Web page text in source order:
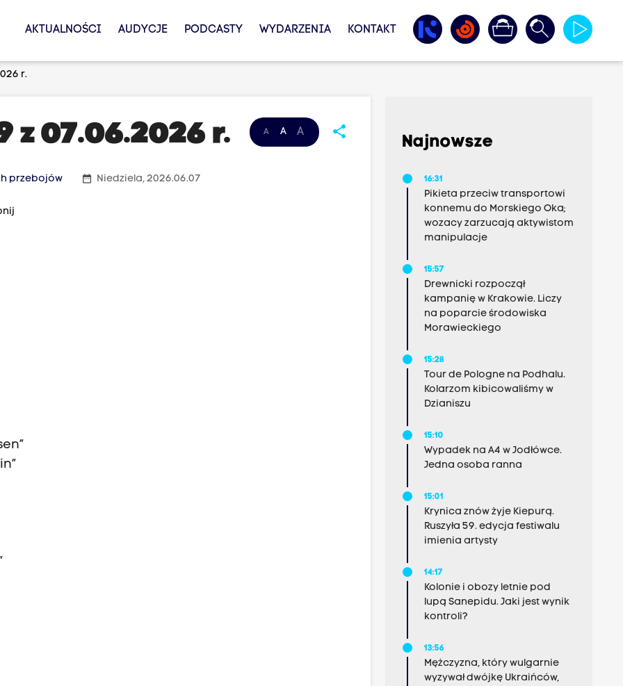
AKTUALNOŚCI AUDYCJE PODCASTY WYDARZENIA KONTAKT
r.
A A A share
z 07.06.2026 r.
przebojów date_range Niedziela, 2026.06.07
And Low”
„Reality TV”
Man”
„So What?”
Najnowsze
16:31
Pikieta przeciw transportowi
konnemu do Morskiego Oka;
wozacy zarzucają aktywistom
manipulacje
15:57
Drewnicki rozpoczął
kampanię w Krakowie. Liczy
na poparcie środowiska
Morawieckiego
15:28
Tour de Pologne na Podhalu.
Kolarzom kibicowaliśmy w
Dzianiszu
15:10
Wypadek na A4 w Jodłówce.
Jedna osoba ranna
15:01
Krynica znów żyje Kiepurą.
Ruszyła 59. edycja festiwalu
imienia artysty
14:17
Kolonie i obozy letnie pod
lupą Sanepidu. Jaki jest wynik
kontroli?
13:56
Mężczyzna, który wulgarnie
wyzywał dwójkę Ukraińców,